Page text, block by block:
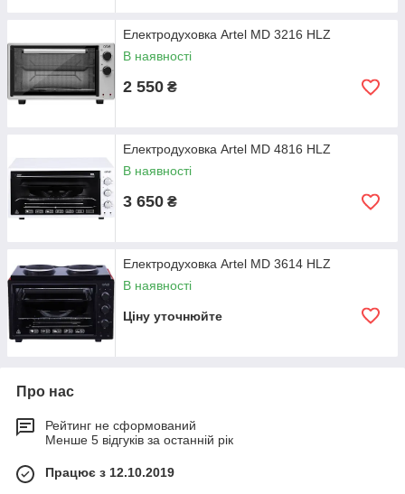
Електродуховка Artel MD 3216 HLZ
В наявності
2 550 ₴
Електродуховка Artel MD 4816 HLZ
В наявності
3 650 ₴
Електродуховка Artel MD 3614 HLZ
В наявності
Ціну уточнюйте
Про нас
Рейтинг не сформований
Менше 5 відгуків за останній рік
Працює з 12.10.2019